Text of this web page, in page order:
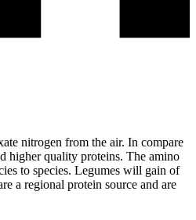
nitrogen from the air. In compare
higher quality proteins. The amino
to species. Legumes will gain of
a regional protein source and are